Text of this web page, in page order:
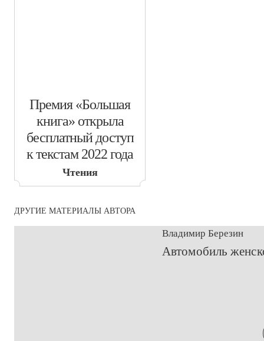
​Премия «Большая
книга» открыла
бесплатный доступ
к текстам 2022 года
Чтения
ДРУГИЕ МАТЕРИАЛЫ АВТОРА
Владимир Березин
​Автомобиль